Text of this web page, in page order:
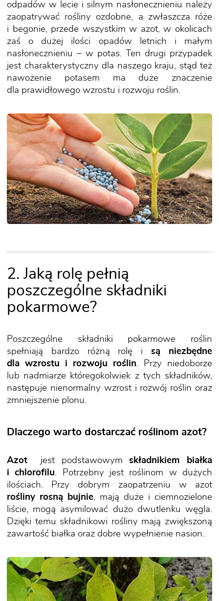
odpadów w lecie i silnym nasłonecznieniu należy
zaopatrywać rośliny ozdobne, a zwłaszcza róże
i begonie, przede wszystkim w azot, w okolicach
zaś o dużej ilości opadów letnich i małym
nasłonecznieniu – w potas. Ten drugi przypadek
jest charakterystyczny dla naszego kraju, stąd też
nawożenie potasem ma duże znaczenie
dla prawidłowego wzrostu i rozwoju roślin.
2. Jaką rolę pełnią
poszczególne składniki
pokarmowe?
Poszczególne składniki pokarmowe roślin
spełniają bardzo różną rolę isą niezbędne
dla wzrostu i rozwoju roślin. Przy niedoborze
lub nadmiarze któregokolwiek z tych składników,
następuje nienormalny wzrost i rozwój roślin oraz
zmniejszenie plonu.
Dlaczego warto dostarczać roślinom azot?
Azot jest podstawowymskładnikiem białka
i chlorofilu. Potrzebny jest roślinom w dużych
ilościach. Przy dobrym zaopatrzeniu w azot
rośliny rosną bujnie, mają duże i ciemnozielone
liście, mogą asymilować dużo dwutlenku węgla.
Dzięki temu składnikowi rośliny mają zwiększoną
zawartość białka oraz dobre wypełnienie nasion.